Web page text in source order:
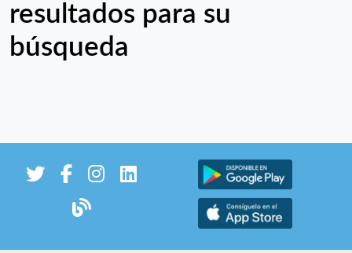
resultados para su
búsqueda